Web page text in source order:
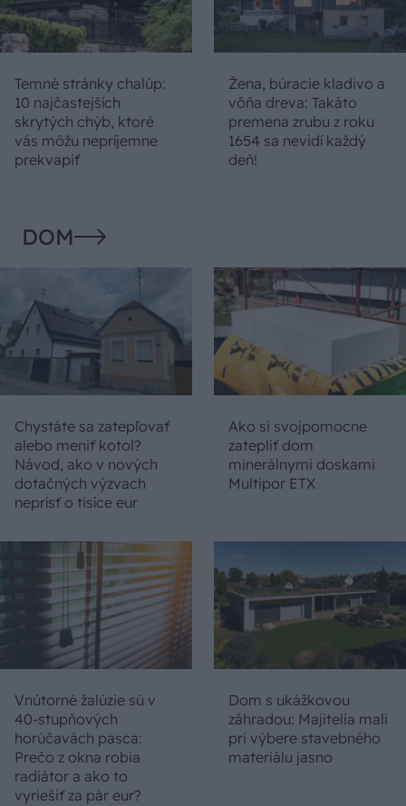
Temné stránky chalúp:
10 najčastejších
skrytých chýb, ktoré
vás môžu nepríjemne
prekvapiť
Žena, búracie kladivo a
vôňa dreva: Takáto
premena zrubu z roku
1654 sa nevidí každý
deň!
DOM
Chystáte sa zatepľovať
alebo meniť kotol?
Návod, ako v nových
dotačných výzvach
neprísť o tisíce eur
Ako si svojpomocne
zatepliť dom
minerálnymi doskami
Multipor ETX
Vnútorné žalúzie sú v
40-stupňových
horúčavách pasca:
Prečo z okna robia
radiátor a ako to
vyriešiť za pár eur?
Dom s ukážkovou
záhradou: Majitelia mali
pri výbere stavebného
materiálu jasno